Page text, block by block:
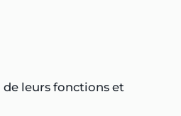
de leurs fonctions et